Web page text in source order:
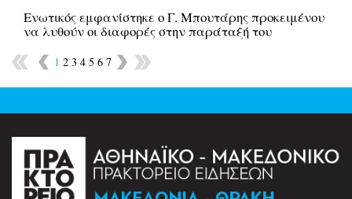
Ενωτικός εμφανίστηκε ο Γ. Μπουτάρης προκειμένου
να λυθούν οι διαφορές στην παράταξή του
1 2 3 4 5 6 7